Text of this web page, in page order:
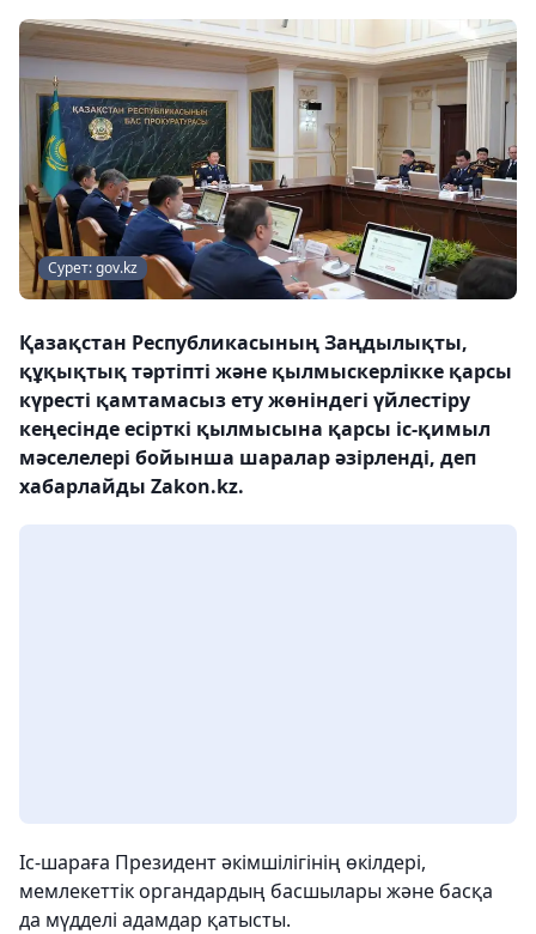
Сурет: gov.kz
Қазақстан Республикасының Заңдылықты,
құқықтық тәртіпті және қылмыскерлікке қарсы
күресті қамтамасыз ету жөніндегі үйлестіру
кеңесінде есірткі қылмысына қарсы іс-қимыл
мәселелері бойынша шаралар әзірленді, деп
хабарлайды Zakon.kz.
Іс-шараға Президент әкімшілігінің өкілдері,
мемлекеттік органдардың басшылары және басқа
да мүдделі адамдар қатысты.